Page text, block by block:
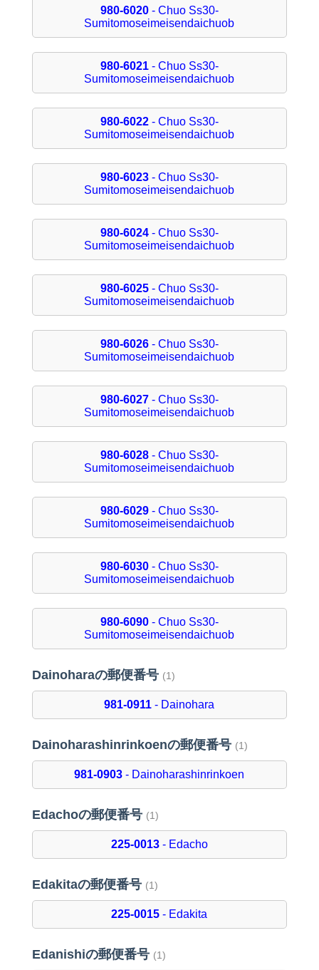
980-6020- Chuo Ss30-
Sumitomoseimeisendaichuob
980-6021- Chuo Ss30-
Sumitomoseimeisendaichuob
980-6022- Chuo Ss30-
Sumitomoseimeisendaichuob
980-6023- Chuo Ss30-
Sumitomoseimeisendaichuob
980-6024- Chuo Ss30-
Sumitomoseimeisendaichuob
980-6025- Chuo Ss30-
Sumitomoseimeisendaichuob
980-6026- Chuo Ss30-
Sumitomoseimeisendaichuob
980-6027- Chuo Ss30-
Sumitomoseimeisendaichuob
980-6028- Chuo Ss30-
Sumitomoseimeisendaichuob
980-6029- Chuo Ss30-
Sumitomoseimeisendaichuob
980-6030- Chuo Ss30-
Sumitomoseimeisendaichuob
980-6090- Chuo Ss30-
Sumitomoseimeisendaichuob
Dainoharaの郵便番号 (1)
981-0911 - Dainohara
Dainoharashinrinkoenの郵便番号 (1)
981-0903 - Dainoharashinrinkoen
Edachoの郵便番号 (1)
225-0013- Edacho
Edakitaの郵便番号 (1)
225-0015 - Edakita
Edanishiの郵便番号 (1)